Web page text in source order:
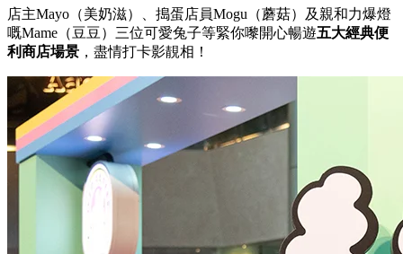
店主Mayo（美奶滋）、搗蛋店員Mogu（蘑菇）及親和力爆燈
嘅Mame（豆豆）三位可愛兔子等緊你嚟開心暢遊五大經典便
利商店場景 ，盡情打卡影靚相！